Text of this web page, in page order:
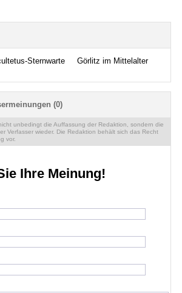
Sternwarte Görlitz im Mittelalter
(0)
unbedingt die Auffassung der Redaktion, sondern die
Verfasser wieder. Die Redaktion behält sich das Recht
vor.
Ihre Meinung!